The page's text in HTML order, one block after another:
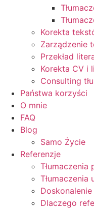
Korekta
Zarządzenie
Przekład
Korekta CV i
Consulting
Państwa korzyści
O mnie
FAQ
Blog
Samo Życie
Referenzje
Tłumaczenia
Tłumaczenia
Dlaczego